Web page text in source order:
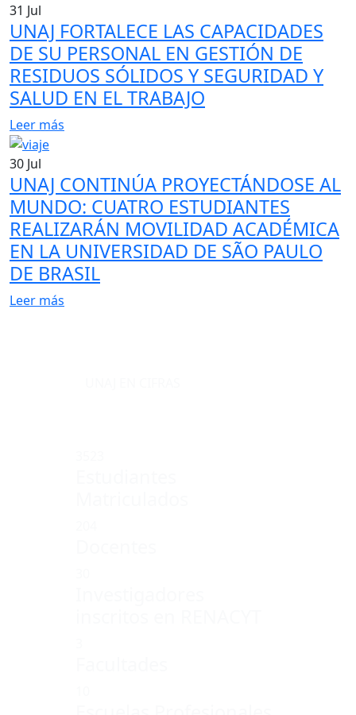
31 Jul
UNAJ FORTALECE LAS CAPACIDADES
DE SU PERSONAL EN GESTIÓN DE
RESIDUOS SÓLIDOS Y SEGURIDAD Y
SALUD EN EL TRABAJO
Leer más
30 Jul
UNAJ CONTINÚA PROYECTÁNDOSE AL
MUNDO: CUATRO ESTUDIANTES
REALIZARÁN MOVILIDAD ACADÉMICA
EN LA UNIVERSIDAD DE SÃO PAULO
DE BRASIL
Leer más